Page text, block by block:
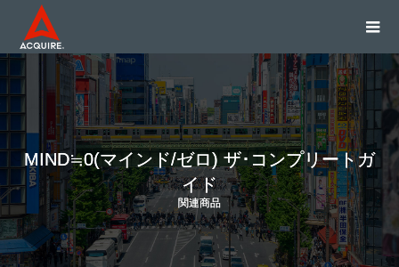
MIND≒0(マインド/ゼロ) ザ･コンプリートガ
イド
関連商品